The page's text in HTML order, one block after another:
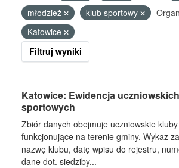
młodzież
klub sportowy
Katowice
Filtruj wyniki
Katowice: Ewidencja
sportowych
Zbiór danych obejmuje uczniowskie
funkcjonujące na terenie gminy. Wykaz
nazwę klubu, datę wpisu do rejestru,
dane dot. siedziby...